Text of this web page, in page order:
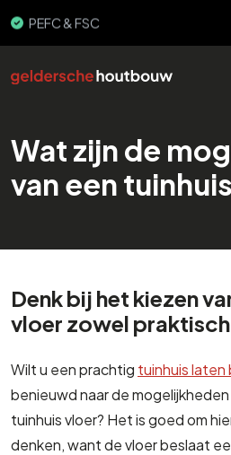
PEFC & FSC
Wat zijn de
van een
Denk bij het kiezen
vloer zowel
Wilt u een prachtig tuinhuis laten
benieuwd naar de
tuinhuis vloer? Het is goed om
denken, want de vloer beslaat